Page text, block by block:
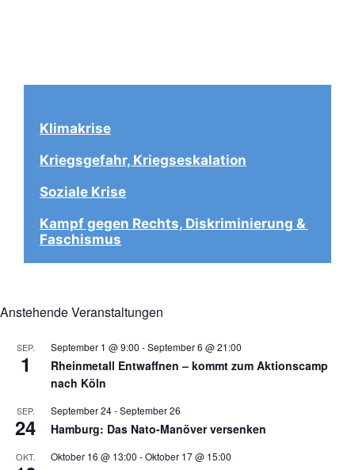
Klimakrise
Kriegsgefahr, Kriegseskalation
Soziale Krise
Kampf gegen Rechts, Diskriminierung &
Faschismus
Anstehende Veranstaltungen
SEP.
1
September 1 @ 9:00 -September 6 @ 21:00
Rheinmetall Entwaffnen – kommt zum Aktionscamp
nach Köln
SEP.
24
September 24-September 26
Hamburg: Das Nato-Manöver versenken
OKT. Oktober 16 @ 13:00 -Oktober 17 @ 15:00